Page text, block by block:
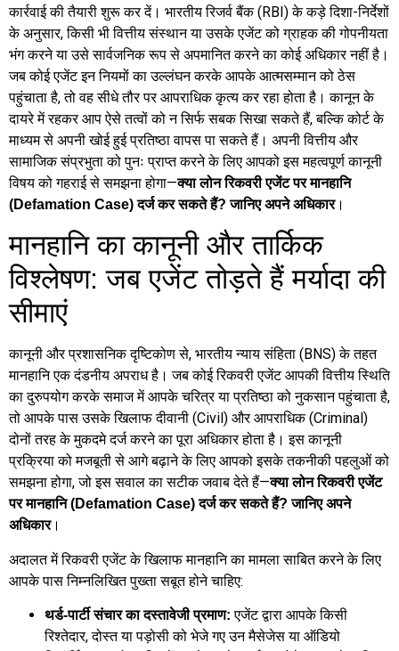
कार्रवाई की तैयारी शुरू कर दें। भारतीय रिजर्व बैंक (RBI) के कड़े दिशा-निर्देशों
के अनुसार, किसी भी वित्तीय संस्थान या उसके एजेंट को ग्राहक की गोपनीयता
भंग करने या उसे सार्वजनिक रूप से अपमानित करने का कोई अधिकार नहीं है।
जब कोई एजेंट इन नियमों का उल्लंघन करके आपके आत्मसम्मान को ठेस
पहुंचाता है, तो वह सीधे तौर पर आपराधिक कृत्य कर रहा होता है। कानून के
दायरे में रहकर आप ऐसे तत्वों को न सिर्फ सबक सिखा सकते हैं, बल्कि कोर्ट के
माध्यम से अपनी खोई हुई प्रतिष्ठा वापस पा सकते हैं। अपनी वित्तीय और
सामाजिक संप्रभुता को पुनः प्राप्त करने के लिए आपको इस महत्वपूर्ण कानूनी
विषय को गहराई से समझना होगा—क्या लोन रिकवरी एजेंट पर मानहानि
(Defamation Case) दर्ज कर सकते हैं? जानिए अपने अधिकार।
मानहानि का कानूनी और तार्किक
विश्लेषण: जब एजेंट तोड़ते हैं मर्यादा की
सीमाएं
कानूनी और प्रशासनिक दृष्टिकोण से, भारतीय न्याय संहिता (BNS) के तहत
मानहानि एक दंडनीय अपराध है। जब कोई रिकवरी एजेंट आपकी वित्तीय स्थिति
का दुरुपयोग करके समाज में आपके चरित्र या प्रतिष्ठा को नुकसान पहुंचाता है,
तो आपके पास उसके खिलाफ दीवानी (Civil) और आपराधिक (Criminal)
दोनों तरह के मुकदमे दर्ज करने का पूरा अधिकार होता है। इस कानूनी
प्रक्रिया को मजबूती से आगे बढ़ाने के लिए आपको इसके तकनीकी पहलुओं को
समझना होगा, जो इस सवाल का सटीक जवाब देते हैं—क्या लोन रिकवरी एजेंट
पर मानहानि (Defamation Case) दर्ज कर सकते हैं? जानिए अपने
अधिकार।
अदालत में रिकवरी एजेंट के खिलाफ मानहानि का मामला साबित करने के लिए
आपके पास निम्नलिखित पुख्ता सबूत होने चाहिए:
थर्ड-पार्टी संचार का दस्तावेजी प्रमाण: एजेंट द्वारा आपके किसी
रिश्तेदार, दोस्त या पड़ोसी को भेजे गए उन मैसेजेस या ऑडियो